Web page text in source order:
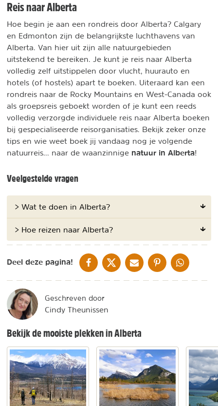
Reis naar Alberta
Hoe begin je aan een rondreis door Alberta? Calgary
en Edmonton zijn de belangrijkste luchthavens van
Alberta. Van hier uit zijn alle natuurgebieden
uitstekend te bereiken. Je kunt je reis naar Alberta
volledig zelf uitstippelen door vlucht, huurauto en
hotels (of hostels) apart te boeken. Uiteraard kan een
rondreis naar de Rocky Mountains en West-Canada ook
als groepsreis geboekt worden of je kunt een reeds
volledig verzorgde individuele reis naar Alberta boeken
bij gespecialiseerde reisorganisaties. Bekijk zeker onze
tips en wie weet boek jij vandaag nog je volgende
natuurreis... naar de waanzinnige natuur in Alberta!
Veelgestelde vragen
> Wat te doen in Alberta?
> Hoe reizen naar Alberta?
Deel deze pagina! DELEN OP FACEBOOK
DELEN OP XDELEN VIA DE MAIL
DELEN OP PINTEREST
DELEN OP
Geschreven door
Cindy Theunissen
Bekijk de mooiste plekken in Alberta